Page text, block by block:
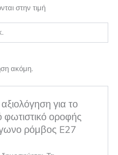
στην τιμή
ακόμη.
για το
οροφής
ρόμβος E27